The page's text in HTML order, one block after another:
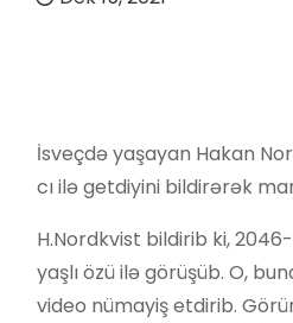
İsveçdə yaşayan Hakan
cı ilə getdiyini bildirərək
H.Nordkvist bildirib ki,
yaşlı özü ilə görüşüb. O,
video nümayiş etdirib.